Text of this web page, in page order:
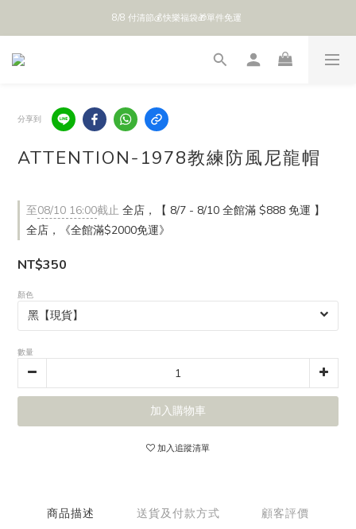
全館 $888 免運
8/8 付清節💰快樂福袋🎁單件免運
分享到
ATTENTION-1978教練防風尼龍帽
至08/10 16:00截止 全店，【 8/7 - 8/10 全館滿 $888 免運 】
全店，《全館滿$2000免運》
NT$350
顏色
數量
加入購物車
加入追蹤清單
商品描述 送貨及付款方式 顧客評價